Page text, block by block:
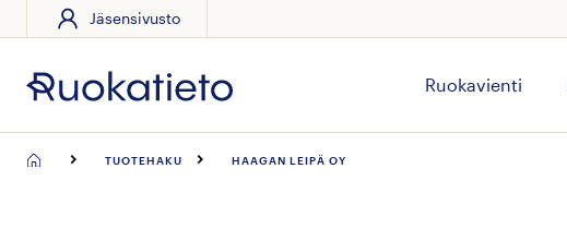
sisältöön
Jäsensivusto
Ruokavienti
TUOTEHAKU HAAGAN LEIPÄ OY